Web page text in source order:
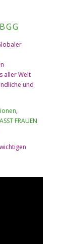
aller Welt
und
,
FRAUEN